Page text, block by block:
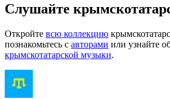
Слушайте
Откройте всю коллекцию
познакомьтесь с авторами или узнайте
крымскотатарской музыки.